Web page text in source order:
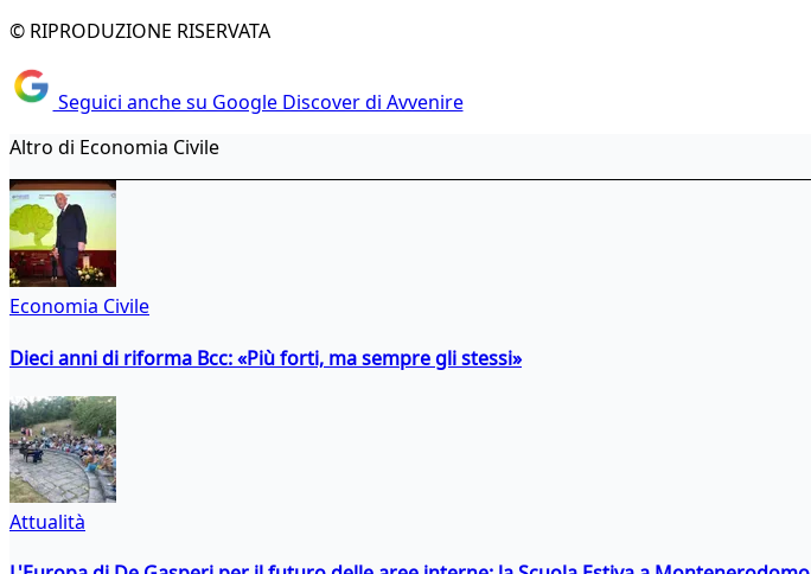
© RIPRODUZIONE RISERVATA
Seguici anche su Google Discover di Avvenire
Altro di Economia Civile
Economia Civile
Dieci anni di riforma Bcc: «Più forti, ma sempre gli stessi»
Attualità